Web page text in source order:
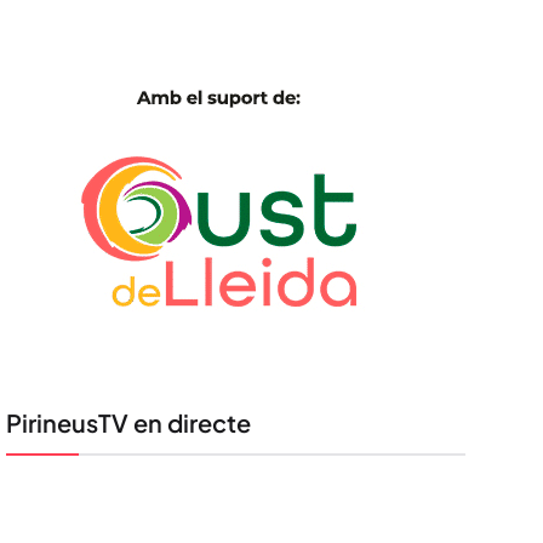
PirineusTV en directe